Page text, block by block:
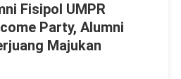
Fisipol UMPR
Party, Alumni
Majukan